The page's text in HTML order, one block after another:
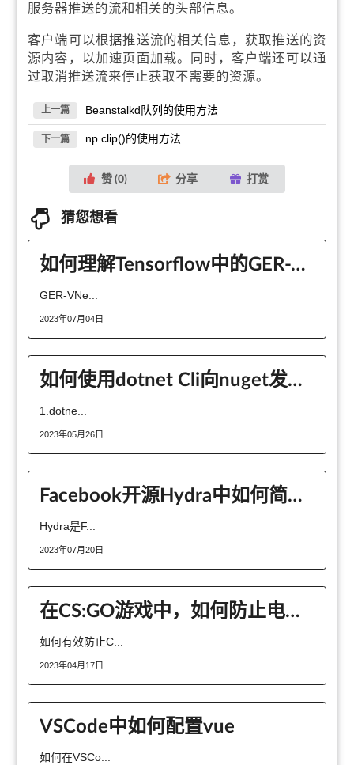
服务器推送的流和相关的头部信息。
客户端可以根据推送流的相关信息，获取推送的资
源内容，以加速页面加载。同时，客户端还可以通
过取消推送流来停止获取不需要的资源。
上一篇 Beanstalkd队列的使用方法
下一篇 np.clip()的使用方法
赞 (0) 分享 打赏
猜您想看
如何理解Tensorflow中的GER-VNet
GER-VNe...
2023年07月04日
如何使用dotnet Cli向nuget发布包
1.dotne...
2023年05月26日
Facebook开源Hydra中如何简化Python程序中的配置管理
Hydra是F...
2023年07月20日
在CS:GO游戏中，如何防止电脑过热或卡顿？
如何有效防止C...
2023年04月17日
VSCode中如何配置vue
如何在VSCo...